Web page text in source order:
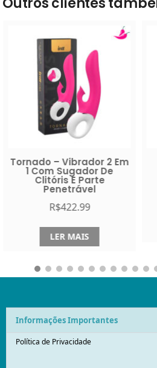
Tornado – Vibrador 2 Em
1 Com Sugador De
Clitóris E Parte
Penetrável
R$422.99
LER MAIS
Informações Importantes
Política de Privacidade